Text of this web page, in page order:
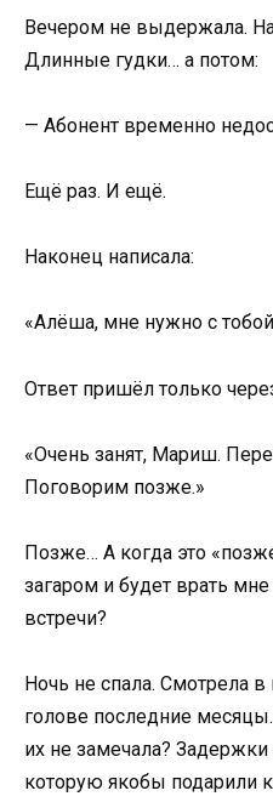
Вечером не выдержала.
Длинные гудки… а потом:
— Абонент временно
Ещё раз. И ещё.
Наконец написала:
«Алёша, мне нужно с
Ответ пришёл только
«Очень занят, Мариш.
Поговорим позже.»
Позже… А когда это
загаром и будет врать
встречи?
Ночь не спала. Смотрела
голове последние
их не замечала?
которую якобы подарили